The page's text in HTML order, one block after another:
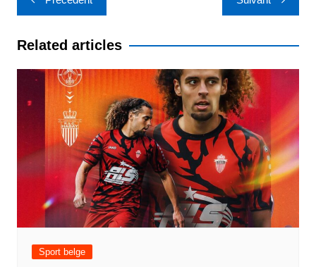
de
l’article
Related articles
Sport belge